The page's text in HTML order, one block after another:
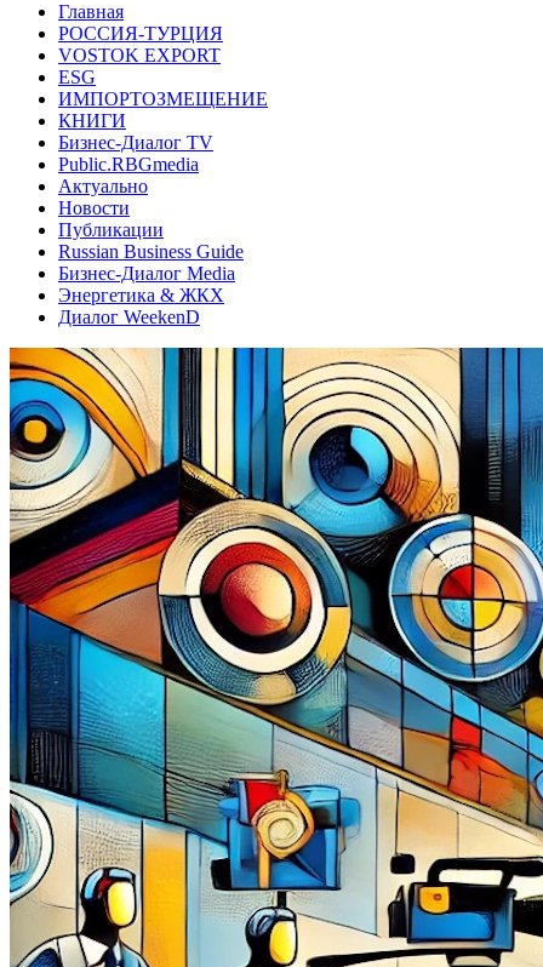
Главная
РОССИЯ-ТУРЦИЯ
VOSTOK EXPORT
ESG
ИМПОРТОЗМЕЩЕНИЕ
КНИГИ
Бизнес-Диалог TV
Public.RBGmedia
Актуально
Новости
Публикации
Russian Business Guide
Бизнес-Диалог Media
Энергетика & ЖКХ
Диалог WeekenD